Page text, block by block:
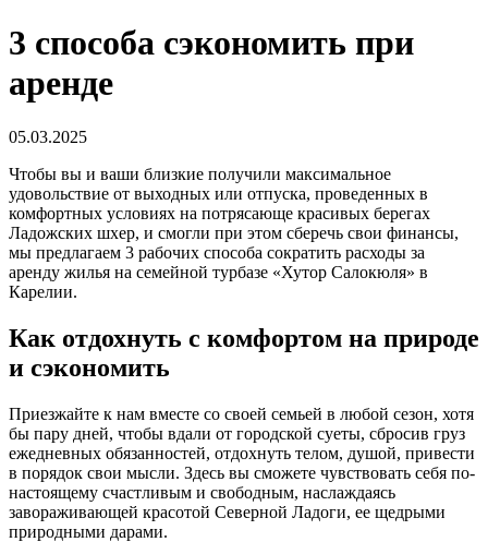
3 способа сэкономить при
аренде
05.03.2025
Чтобы вы и ваши близкие получили максимальное
удовольствие от выходных или отпуска, проведенных в
комфортных условиях на потрясающе красивых берегах
Ладожских шхер, и смогли при этом сберечь свои финансы,
мы предлагаем 3 рабочих способа сократить расходы за
аренду жилья на семейной турбазе «Хутор Салокюля» в
Карелии.
Как отдохнуть с комфортом на природе
и сэкономить
Приезжайте к нам вместе со своей семьей в любой сезон, хотя
бы пару дней, чтобы вдали от городской суеты, сбросив груз
ежедневных обязанностей, отдохнуть телом, душой, привести
в порядок свои мысли. Здесь вы сможете чувствовать себя по-
настоящему счастливым и свободным, наслаждаясь
завораживающей красотой Северной Ладоги, ее щедрыми
природными дарами.